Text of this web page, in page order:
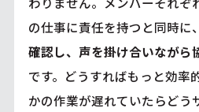
の仕事に責任を持つと同時に、
確認し、声を掛け合いながら
です。どうすればもっと効率
かの作業が遅れていたらどう